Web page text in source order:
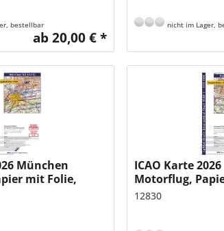
bestellbar
ab 20,00 € *
nicht im Lager,
München
mit Folie,
mit...
ICAO Karte
Motorflug,
gefalzt,
12830